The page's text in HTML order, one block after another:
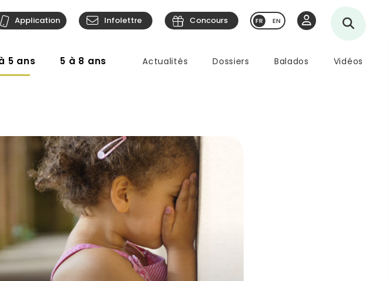
5 ans 5 à 8 ans Actualités Dossiers Balados Vidéos
Application Infolettre Concours EN